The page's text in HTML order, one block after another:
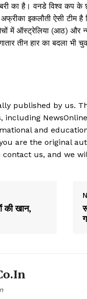
का है। वनडे विश्व कप
इकलौती ऐसी
में ऑस्ट्रेलिया (आठ) और
तीन हार का बदला भी
published by us.
and
are the original
us, and we
की खान,